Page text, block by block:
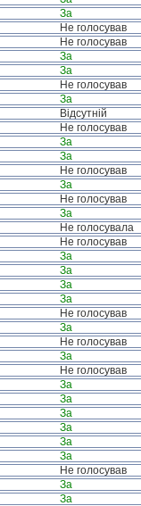
За
Не голосував
Не голосував
За
За
Не голосував
За
Відсутній
Не голосував
За
За
Не голосував
За
Не голосував
За
Не голосувала
Не голосував
За
За
За
За
Не голосував
За
Не голосував
За
Не голосував
За
За
За
За
За
За
Не голосував
За
За